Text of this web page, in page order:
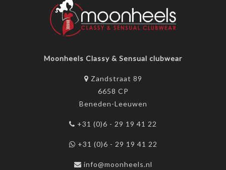
Moonheels Classy & Sensual clubwear
Zandstraat 89
6658 CP
Beneden-Leeuwen
+31 (0)6 - 29 19 41 22
+31 (0)6 - 29 19 41 22
info@moonheels.nl